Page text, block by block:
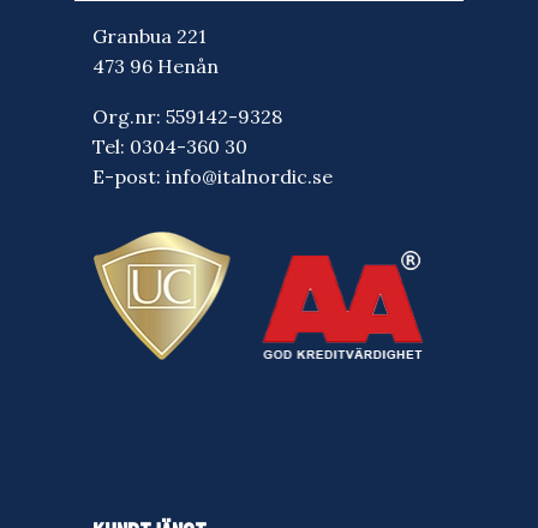
Granbua 221
473 96 Henån
Org.nr: 559142-9328
Tel: 0304-360 30
E-post: info@italnordic.se